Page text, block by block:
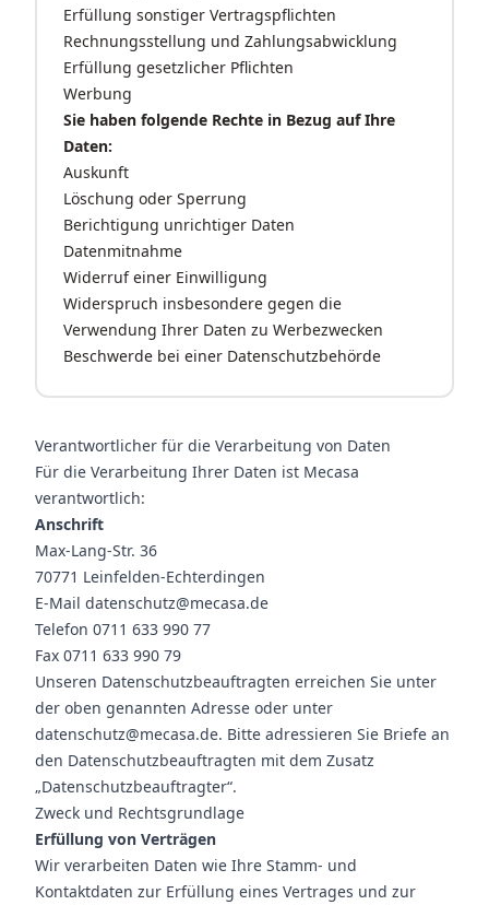
Erfüllung sonstiger Vertragspflichten
Rechnungsstellung und Zahlungsabwicklung
Erfüllung gesetzlicher Pflichten
Werbung
Sie haben folgende Rechte in Bezug auf Ihre
Daten:
Auskunft
Löschung oder Sperrung
Berichtigung unrichtiger Daten
Datenmitnahme
Widerruf einer Einwilligung
Widerspruch insbesondere gegen die
Verwendung Ihrer Daten zu Werbezwecken
Beschwerde bei einer Datenschutzbehörde
Verantwortlicher für die Verarbeitung von Daten
Für die Verarbeitung Ihrer Daten ist Mecasa
verantwortlich:
Anschrift
Max-Lang-Str. 36
70771 Leinfelden-Echterdingen
E-Mail datenschutz@mecasa.de
Telefon 0711 633 990 77
Fax 0711 633 990 79
Unseren Datenschutzbeauftragten erreichen Sie unter
der oben genannten Adresse oder unter
datenschutz@mecasa.de. Bitte adressieren Sie Briefe an
den Datenschutzbeauftragten mit dem Zusatz
„Datenschutzbeauftragter“.
Zweck und Rechtsgrundlage
Erfüllung von Verträgen
Wir verarbeiten Daten wie Ihre Stamm- und
Kontaktdaten zur Erfüllung eines Vertrages und zur